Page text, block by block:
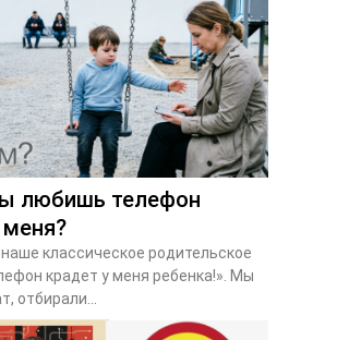
любишь телефон
классическое родительское
крадет у меня ребенка!». Мы
отбирали...